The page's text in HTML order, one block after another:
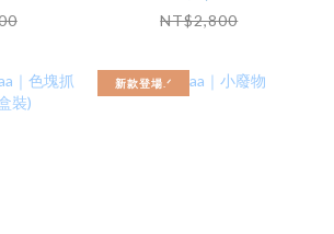
NT$2,800
新款登場.ᐟ